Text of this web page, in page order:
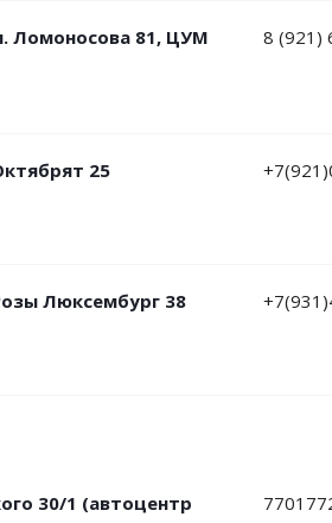
Ломоносова 81, ЦУМ
8 (921)
25
Люксембург 38
30/1 (автоцентр